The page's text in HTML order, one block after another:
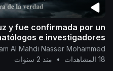
y fue confirmada por un
e investigadores.
Al Mahdi Nasser Mohammed
18 المشاهدات
• منذ 2 سنوات